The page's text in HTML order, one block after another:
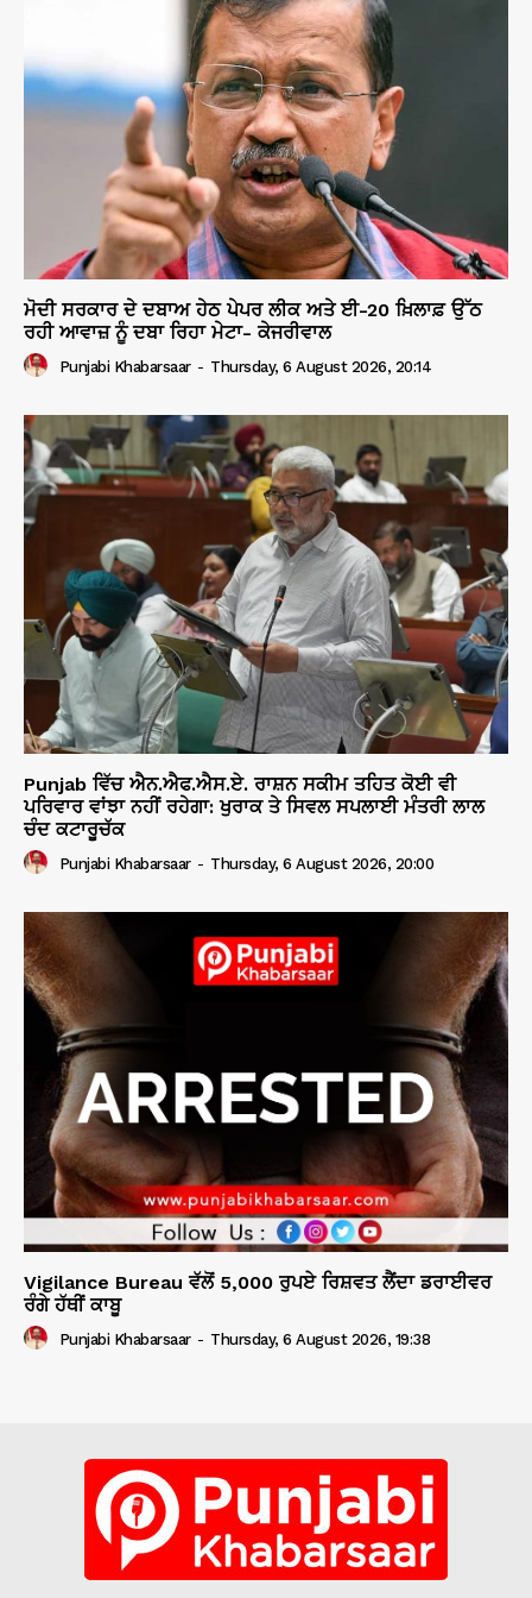
ਮੋਦੀ ਸਰਕਾਰ ਦੇ ਦਬਾਅ ਹੇਠ ਪੇਪਰ ਲੀਕ ਅਤੇ ਈ-20 ਖ਼ਿਲਾਫ਼ ਉੱਠ
ਰਹੀ ਆਵਾਜ਼ ਨੂੰ ਦਬਾ ਰਿਹਾ ਮੇਟਾ- ਕੇਜਰੀਵਾਲ
Punjabi Khabarsaar - Thursday, 6 August 2026, 20:14
Punjab ਵਿੱਚ ਐਨ.ਐਫ.ਐਸ.ਏ. ਰਾਸ਼ਨ ਸਕੀਮ ਤਹਿਤ ਕੋਈ ਵੀ
ਪਰਿਵਾਰ ਵਾਂਝਾ ਨਹੀਂ ਰਹੇਗਾ: ਖੁਰਾਕ ਤੇ ਸਿਵਲ ਸਪਲਾਈ ਮੰਤਰੀ ਲਾਲ
ਚੰਦ ਕਟਾਰੂਚੱਕ
Punjabi Khabarsaar - Thursday, 6 August 2026, 20:00
Vigilance Bureau ਵੱਲੋਂ 5,000 ਰੁਪਏ ਰਿਸ਼ਵਤ ਲੈਂਦਾ ਡਰਾਈਵਰ
ਰੰਗੇ ਹੱਥੀਂ ਕਾਬੂ
Punjabi Khabarsaar - Thursday, 6 August 2026, 19:38